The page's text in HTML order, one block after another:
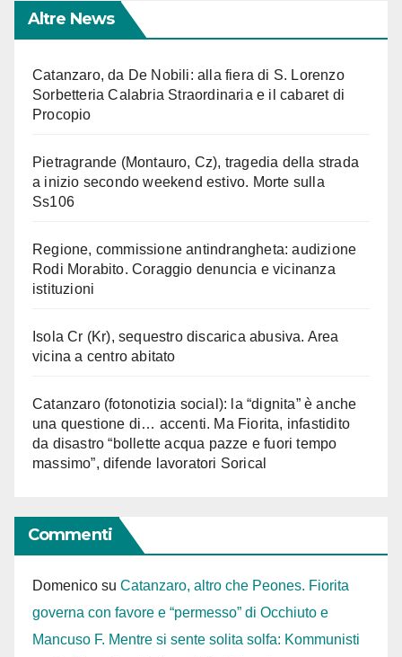
Altre News
Catanzaro, da De Nobili: alla fiera di S. Lorenzo
Sorbetteria Calabria Straordinaria e il cabaret di
Procopio
Pietragrande (Montauro, Cz), tragedia della strada
a inizio secondo weekend estivo. Morte sulla
Ss106
Regione, commissione antindrangheta: audizione
Rodi Morabito. Coraggio denuncia e vicinanza
istituzioni
Isola Cr (Kr), sequestro discarica abusiva. Area
vicina a centro abitato
Catanzaro (fotonotizia social): la “dignita” è anche
una questione di… accenti. Ma Fiorita, infastidito
da disastro “bollette acqua pazze e fuori tempo
massimo”, difende lavoratori Sorical
Commenti
Domenico su Catanzaro, altro che Peones. Fiorita
governa con favore e “permesso” di Occhiuto e
Mancuso F. Mentre si sente solita solfa: Kommunisti